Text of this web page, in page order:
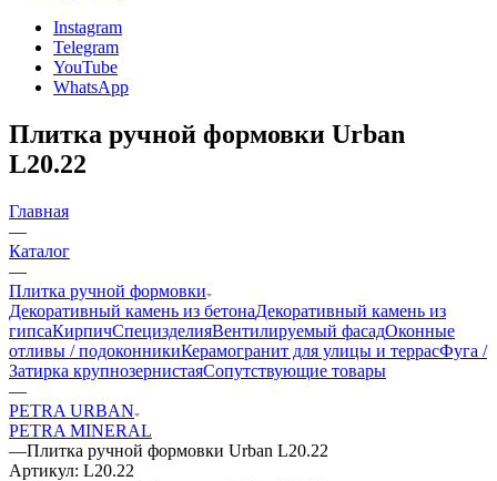
Instagram
Telegram
YouTube
WhatsApp
Плитка ручной формовки Urban
L20.22
Главная
—
Каталог
—
Плитка ручной формовки
Декоративный камень из бетонаДекоративный камень из
гипсаКирпичСпецизделияВентилируемый фасадОконные
отливы / подоконникиКерамогранит для улицы и террасФуга /
Затирка крупнозернистаяСопутствующие товары
—
PETRA URBAN
PETRA MINERAL
—Плитка ручной формовки Urban L20.22
Артикул: L20.22